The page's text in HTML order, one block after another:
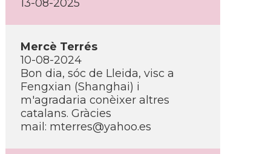
13-08-2025
Mercè Terrés
10-08-2024
Bon dia, sóc de Lleida, visc a
Fengxian (Shanghai) i
m'agradaria conèixer altres
catalans. Gràcies
mail: mterres@yahoo.es